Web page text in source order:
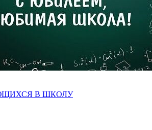
В ШКОЛУ